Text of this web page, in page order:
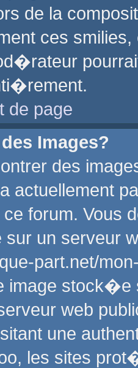
de la
ces
de page
Images?
des
actuellement
forum. Vous
un serveur
part.net/
image
web
une
les sites